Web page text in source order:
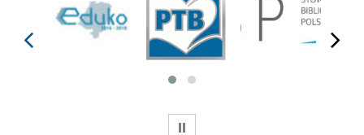
prev next
WSTRZYMAJ